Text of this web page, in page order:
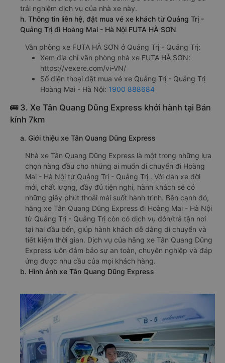
trải nghiệm dịch vụ của nhà xe này.
h. Thông tin liên hệ, đặt mua vé xe khách từ Quảng Trị -
Quảng Trị đi Hoàng Mai - Hà Nội FUTA HÀ SƠN
Văn phòng xe FUTA HÀ SƠN ở Quảng Trị - Quảng Trị:
Xem địa chỉ văn phòng nhà xe FUTA HÀ SƠN:
https://vexere.com/vi-VN/
Số điện thoại đặt mua vé xe Quảng Trị - Quảng Trị
Hoàng Mai - Hà Nội: 1900 888684
🚌 3. Xe Tân Quang Dũng Express khởi hành tại Bán
kính 7km
a. Giới thiệu xe Tân Quang Dũng Express
Nhà xe Tân Quang Dũng Express là một trong những lựa
chọn hàng đầu cho những ai muốn di chuyển đi Hoàng
Mai - Hà Nội từ Quảng Trị - Quảng Trị . Với dàn xe đời
mới, chất lượng, đầy đủ tiện nghi, hành khách sẽ có
những giây phút thoải mái suốt hành trình. Bên cạnh đó,
hãng xe Tân Quang Dũng Express đi Hoàng Mai - Hà Nội
từ Quảng Trị - Quảng Trị còn có dịch vụ đón/trả tận nơi
tại hai đầu bến, giúp hành khách dễ dàng di chuyển và
tiết kiệm thời gian. Dịch vụ của hãng xe Tân Quang Dũng
Express luôn đảm bảo sự an toàn, chuyên nghiệp và đáp
ứng được nhu cầu của mọi khách hàng.
b. Hình ảnh xe Tân Quang Dũng Express